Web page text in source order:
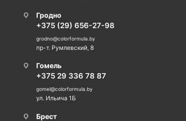
Гродно
+375 (29) 656-27-98
grodno@colorformula.by
пр-т. Румлевский, 8
Гомель
+375 29 336 78 87
gomel@colorformula.by
ул. Ильича 1Б
Брест